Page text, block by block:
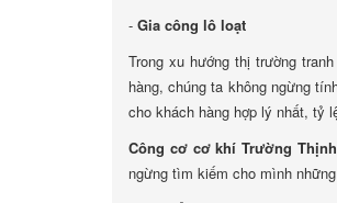
- Gia công lô loạt
Trong xu hướng thị trường
hàng, chúng ta không ngừng
cho khách hàng hợp lý nhất, tỷ
Công cơ cơ khí Trường Thịnh
ngừng tìm kiếm cho mình